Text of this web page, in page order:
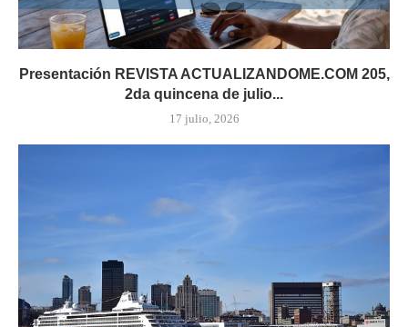
Presentación REVISTA ACTUALIZANDOME.COM 205,
2da quincena de julio...
17 julio, 2026